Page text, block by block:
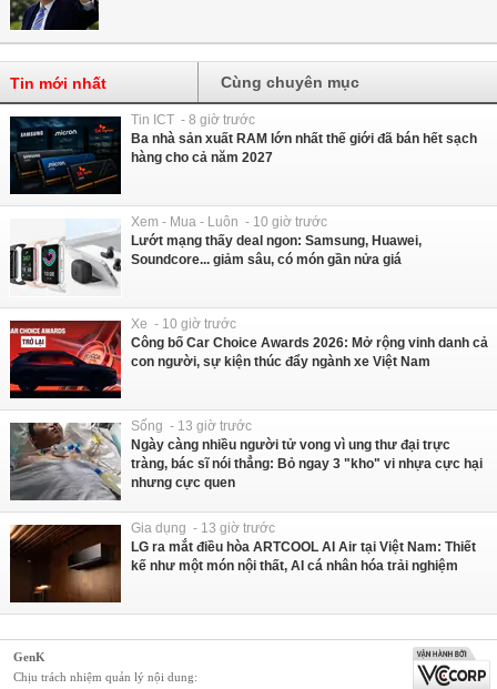
Tin mới nhất Cùng chuyên mục
Tin ICT - 8 giờ trước
Ba nhà sản xuất RAM lớn nhất thế giới đã bán hết sạch
hàng cho cả năm 2027
Xem - Mua - Luôn - 10 giờ trước
Lướt mạng thấy deal ngon: Samsung, Huawei,
Soundcore... giảm sâu, có món gần nửa giá
Xe - 10 giờ trước
Công bố Car Choice Awards 2026: Mở rộng vinh danh cả
con người, sự kiện thúc đẩy ngành xe Việt Nam
Sống - 13 giờ trước
Ngày càng nhiều người tử vong vì ung thư đại trực
tràng, bác sĩ nói thẳng: Bỏ ngay 3 "kho" vi nhựa cực hại
nhưng cực quen
Gia dụng - 13 giờ trước
LG ra mắt điều hòa ARTCOOL AI Air tại Việt Nam: Thiết
kế như một món nội thất, AI cá nhân hóa trải nghiệm
GenK
Chịu trách nhiệm quản lý nội dung: